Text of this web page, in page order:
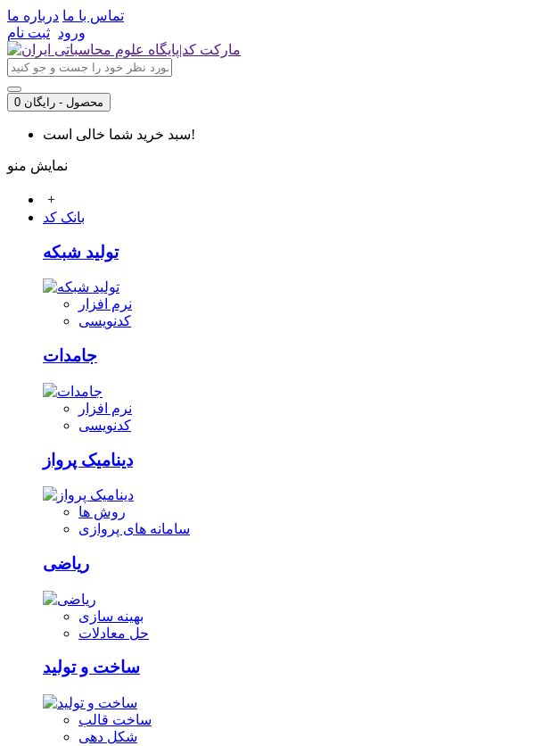
تماس با ما درباره ما
ورود ثبت نام
0 محصول - رایگان
سبد خرید شما خالی است!
نمایش منو
+
بانک کد
تولید شبکه
نرم افزار
کدنویسی
جامدات
نرم افزار
کدنویسی
دینامیک پرواز
روش ها
سامانه های پروازی
ریاضی
بهینه سازی
حل معادلات
ساخت و تولید
ساخت قالب
شکل دهی